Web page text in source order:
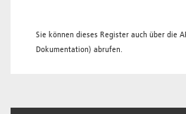
Sie können dieses Register auch über die
Dokumentation) abrufen.